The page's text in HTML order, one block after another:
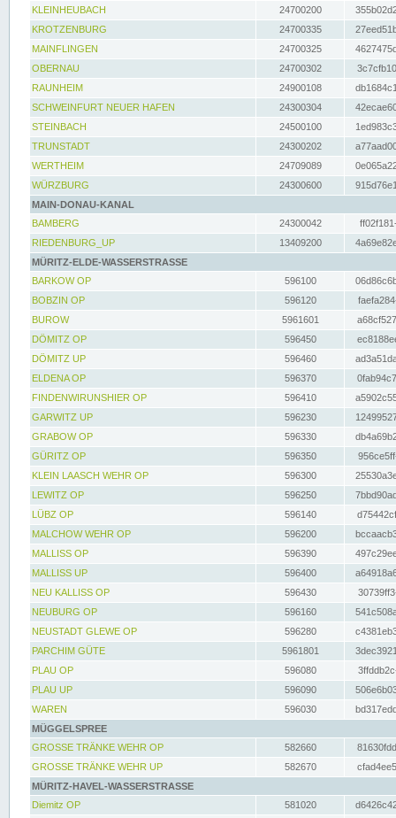
KLEINHEUBACH 24700200
KROTZENBURG
24700335
MAINFLINGEN
24700325
OBERNAU
24700302
RAUNHEIM
24900108
SCHWEINFURT NEUER HAFEN
24300304
STEINBACH
24500100
TRUNSTADT
24300202
WERTHEIM
24709089
WÜRZBURG
24300600
MAIN-DONAU-KANAL
BAMBERG
24300042
RIEDENBURG_UP
13409200
MÜRITZ-ELDE-WASSERSTRASSE
BARKOW OP
596100
BOBZIN OP
596120
BUROW
5961601
DÖMITZ OP
596450
DÖMITZ UP
596460
ELDENA OP
596370
FINDENWIRUNSHIER OP
596410
GARWITZ UP
596230
GRABOW OP
596330
GÜRITZ OP
596350
KLEIN LAASCH WEHR OP
596300
LEWITZ OP
596250
LÜBZ OP
596140
MALCHOW WEHR OP
596200
MALLISS OP
596390
MALLISS UP
596400
NEU KALLISS OP
596430
NEUBURG OP
596160
NEUSTADT GLEWE OP
596280
PARCHIM GÜTE
5961801
PLAU OP
596080
PLAU UP
596090
WAREN
596030
MÜGGELSPREE
GROSSE TRÄNKE WEHR OP
582660
GROSSE TRÄNKE WEHR UP
582670
MÜRITZ-HAVEL-WASSERSTRASSE
Diemitz OP
581020